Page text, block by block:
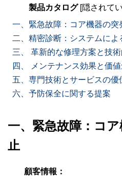
製品カタログ [隠されてい
一、緊急故障：コア機器の突
二、精密診断：システムに
三、 革新的な修理方案と技
四、 メンテナンス効果と価
五、専門技術とサービスの優
六、予防保全に関する提案
一、緊急故障：コ
止
顧客情報：